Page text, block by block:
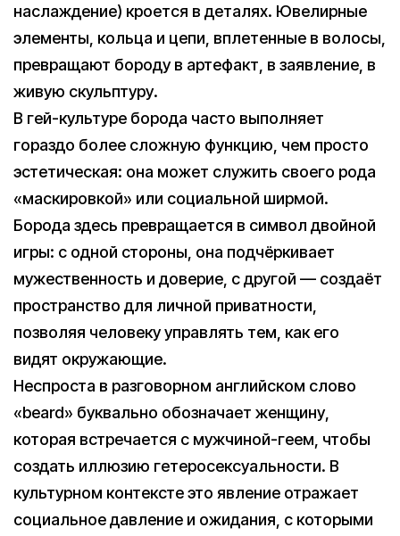
наслаждение) кроется в деталях. Ювелирные
элементы, кольца и цепи, вплетенные в волосы,
превращают бороду в артефакт, в заявление, в
живую скульптуру.
В гей-культуре борода часто выполняет
гораздо более сложную функцию, чем просто
эстетическая: она может служить своего рода
«маскировкой» или социальной ширмой.
Борода здесь превращается в символ двойной
игры: с одной стороны, она подчёркивает
мужественность и доверие, с другой — создаёт
пространство для личной приватности,
позволяя человеку управлять тем, как его
видят окружающие.
Неспроста в разговорном английском слово
«beard» буквально обозначает женщину,
которая встречается с мужчиной-геем, чтобы
создать иллюзию гетеросексуальности. В
культурном контексте это явление отражает
социальное давление и ожидания, с которыми